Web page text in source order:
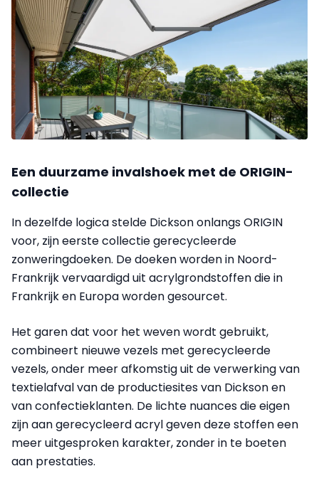
Een duurzame invalshoek met de ORIGIN-
collectie
In dezelfde logica stelde Dickson onlangs ORIGIN
voor, zijn eerste collectie gerecycleerde
zonweringdoeken. De doeken worden in Noord-
Frankrijk vervaardigd uit acrylgrondstoffen die in
Frankrijk en Europa worden gesourcet.
Het garen dat voor het weven wordt gebruikt,
combineert nieuwe vezels met gerecycleerde
vezels, onder meer afkomstig uit de verwerking van
textielafval van de productiesites van Dickson en
van confectieklanten. De lichte nuances die eigen
zijn aan gerecycleerd acryl geven deze stoffen een
meer uitgesproken karakter, zonder in te boeten
aan prestaties.